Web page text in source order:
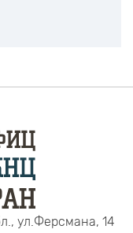
ул.Ферсмана, 14